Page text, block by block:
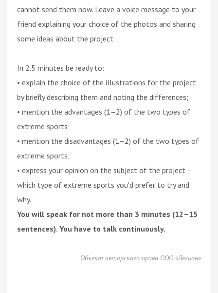
cannot send them now. Leave a voice message to your
friend explaining your choice of the photos and sharing
some ideas about the project.
In 2.5 minutes be ready to:
• explain the choice of the illustrations for the project
by briefly describing them and noting the differences;
• mention the advantages (1–2) of the two types of
extreme sports;
• mention the disadvantages (1–2) of the two types of
extreme sports;
• express your opinion on the subject of the project –
which type of extreme sports you'd prefer to try and
why.
You will speak for not more than 3 minutes (12–15
sentences). You have to talk continuously.
Объект авторского права ООО «Легион»